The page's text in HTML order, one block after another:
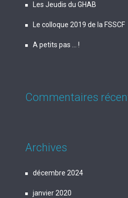
Les Jeudis du GHAB
Le colloque 2019 de la FSSCF
A petits pas … !
Commentaires
Archives
décembre 2024
janvier 2020